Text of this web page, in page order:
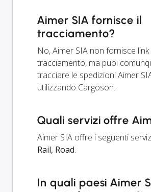
Aimer SIA fornisce il
tracciamento?
No, Aimer SIA non fornisce link
tracciamento, ma puoi
tracciare le spedizioni Aimer
utilizzando Cargoson.
Quali servizi offre
Aimer SIA offre i seguenti
Rail, Road.
In quali paesi Aimer